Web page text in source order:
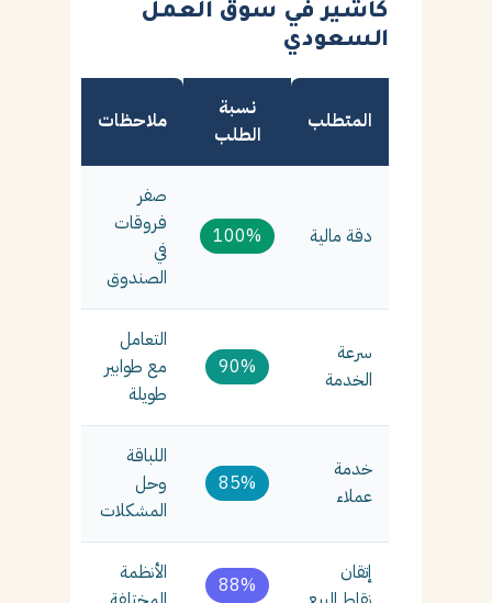
كاشير في سوق العمل
السعودي
المتطلب
نسبة
الطلب
ملاحظات
دقة مالية 100%
صفر
فروقات
في
الصندوق
سرعة
الخدمة
90%
التعامل
مع طوابير
طويلة
خدمة
عملاء
85%
اللباقة
وحل
المشكلات
إتقان
88%
الأنظمة